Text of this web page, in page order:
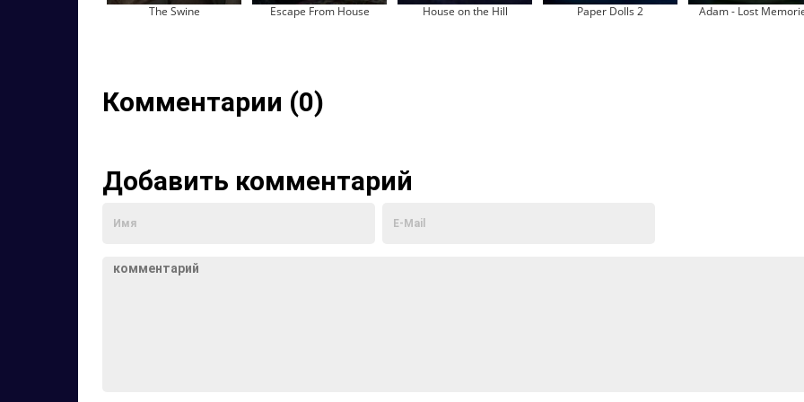
The Swine Escape From House House on the Hill Paper Dolls 2 Adam - Lost
Комментарии (0)
Добавить комментарий